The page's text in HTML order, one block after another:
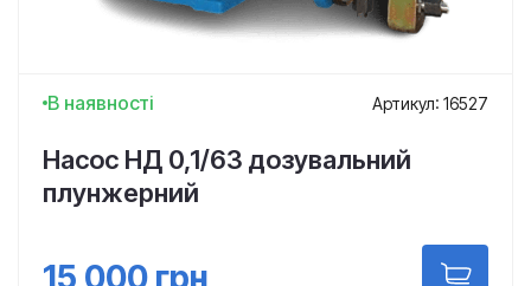
В наявності Артикул: 16527
Насос НД 0,1/63 дозувальний
плунжерний
15 000 грн